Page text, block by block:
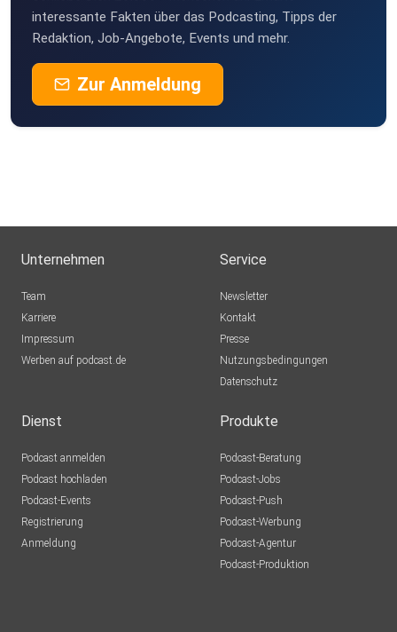
interessante Fakten über das Podcasting, Tipps der
Redaktion, Job-Angebote, Events und mehr.
Zur Anmeldung
Unternehmen
Team
Karriere
Impressum
Werben auf podcast.de
Service
Newsletter
Kontakt
Presse
Nutzungsbedingungen
Datenschutz
Dienst
Podcast anmelden
Podcast hochladen
Podcast-Events
Registrierung
Anmeldung
Produkte
Podcast-Beratung
Podcast-Jobs
Podcast-Push
Podcast-Werbung
Podcast-Agentur
Podcast-Produktion